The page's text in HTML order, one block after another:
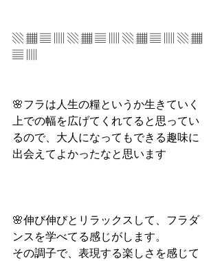
▧ ▦ ▤ ▥ ▧ ▦ ▤ ▥ ▧ ▦ ▤ ▥ ▧ ▦
▤ ▥
🌸フラは人生の糧というか生きていく
上での幅を広げてくれてると思ってい
るので、大人になってもできる趣味に
出会えてよかったなと思います
🌸伸び伸びとリラックスして、フラダ
ンスを学べてる感じがします。
その調子で、表現する楽しさを感じて